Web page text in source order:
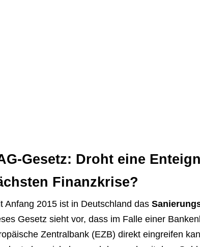
Gesetz: Droht eine
Finanzkrise?
Anfang 2015 ist in Deutschland das
Gesetz sieht vor, dass im Falle einer
Zentralbank (EZB) direkt eingreifen